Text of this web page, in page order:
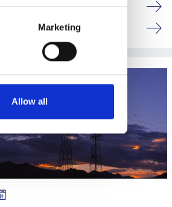
Marketing
Allow all
Overview Economica
Repubblica Ceca